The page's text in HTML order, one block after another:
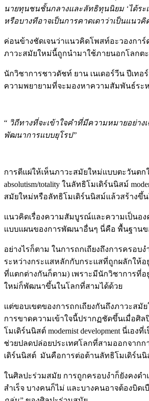
นายทุนชนชั้นกลางและลัทธิทุนนิยม ‘ได้ระ
หรือบางทีอาจเป็นการคาดเดาว่าเป็นแนว
ค่อนข้างชัดเจนว่าแนวคิดโพสท์อะวองการ์
ภาวะสมัยใหม่นี้ถูกนำมาใช้ภายนอกโลกต
นักวิชาการชาวดัชท์ ยาน เนเดอร์วีน ปีเทอ
ความพยายามที่จะมองหาความสัมพันธ์ระ
“ วิถีทางที่จะเข้าใจคำที่มีความหมายอย่า
พัฒนาการแบบยุโรป”
การตีแผ่ให้เห็นภาวะสมัยใหม่แบบตะวันต
absolutism/totality ในลัทธิโมเดิร์นนิสม์
สมัยใหม่หรือลัทธิโมเดิร์นนิสม์แล้วสร้างขึ้
แนวคิดเรื่องความสัมบูรณ์และความเป็นอ
แบบแผนของการพัฒนาอื่นๆ นี่คือ พื้นฐานข
อย่างไรก็ตาม ในการถกเถียงถึงการครอ
ระหว่างกระแสหลักกับกระแสที่ถูกผลักให้
ที่แตกต่างกันก็ตาม) เพราะมีนักวิชาการที่
ใหม่ก็พัฒนาขึ้นในโลกที่สามได้ด้วย
แต่ขอบเขตของการถกเถียงกันถึงภาวะสมั
การขาดความเข้าใจนี้ปรากฏชัดขึ้นเมื่อศิ
โมเดิร์นนิสต์ modernist development นี่
ช่วยปลดปล่อยประเทศโลกที่สามออกจาก
เดิร์นนิสต์ มันคือการต่อต้านลัทธิโมเดิร์น
ในศิลปะร่วมสมัย การถูกครอบงำก็ยังคงด
สำเร็จ บางคนก็ไม่ และบางคนอาจต้องบิ